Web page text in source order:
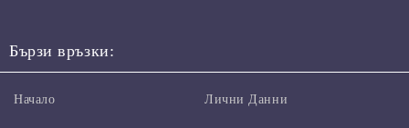
Бързи връзки:
Начало Лични Данни